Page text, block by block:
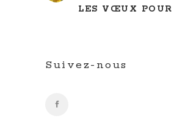
LES VŒUX POUR
Suivez-nous